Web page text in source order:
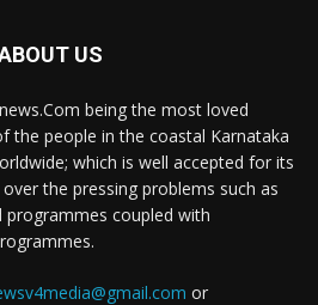
US
being the most loved
the people in the coastal Karnataka
which is well accepted for its
the pressing problems such as
coupled with
or